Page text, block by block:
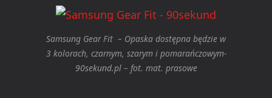
Samsung Gear Fit – Opaska dostępna będzie w
3 kolorach, czarnym, szarym i pomarańczowym-
90sekund.pl – fot. mat. prasowe